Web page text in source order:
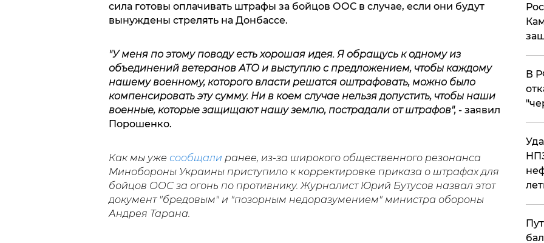
сила готовы оплачивать штрафы за бойцов ООС в случае, если они будут
вынуждены стрелять на Донбассе.
"У меня по этому поводу есть хорошая идея. Я обращусь к одному из
объединений ветеранов АТО и выступлю с предложением, чтобы каждому
нашему военному, которого власти решатся оштрафовать, можно было
компенсировать эту сумму. Ни в коем случае нельзя допустить, чтобы наши
военные, которые защищают нашу землю, пострадали от штрафов", - заявил
Порошенко.
Как мы уже сообщали ранее, из-за широкого общественного резонанса
Минобороны Украины приступило к корректировке приказа о штрафах для
бойцов ООС за огонь по противнику. Журналист Юрий Бутусов назвал этот
документ "бредовым" и "позорным недоразумением" министра обороны
Андрея Тарана.
​В